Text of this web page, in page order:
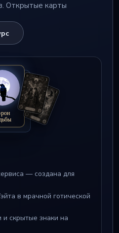
Открытые карты
— создана для
в мрачной готической
скрытые знаки на